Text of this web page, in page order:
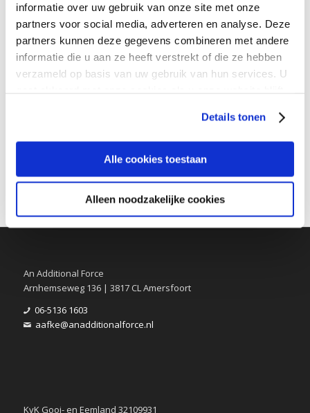
informatie over uw gebruik van onze site met onze
partners voor social media, adverteren en analyse. Deze
partners kunnen deze gegevens combineren met andere
informatie die u aan ze heeft verstrekt of die ze hebben
verzameld op basis van uw gebruik van hun services. U
Details tonen
Alle cookies toestaan
Alleen noodzakelijke cookies
An Additional Force
Arnhemseweg 136 | 3817 CL Amersfoort
06-5136 1603
aafke@anadditionalforce.nl
KvK Gooi- en Eemland 32109931